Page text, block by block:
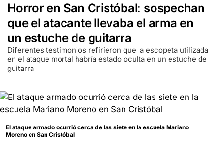
Horror en San Cristóbal: sospechan
que el atacante llevaba el arma en
un estuche de guitarra
Diferentes testimonios refirieron que la escopeta utilizada
en el ataque mortal habría estado oculta en un estuche de
guitarra
El ataque armado ocurrió cerca de las siete en la escuela Mariano
Moreno en San Cristóbal